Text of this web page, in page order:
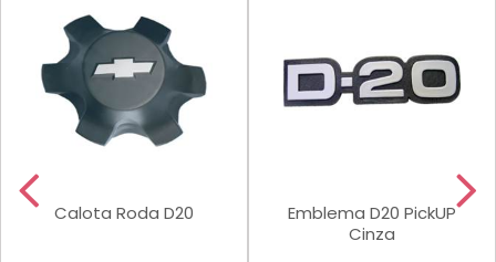
Calota Roda D20
Emblema D20 PickUP
Cinza